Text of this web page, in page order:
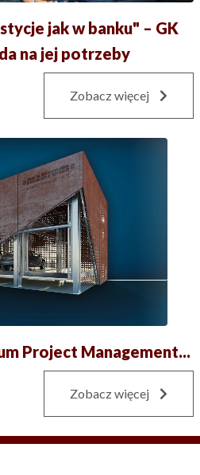
jak w banku" – GK
na jej potrzeby
Zobacz więcej
Project Management...
Zobacz więcej